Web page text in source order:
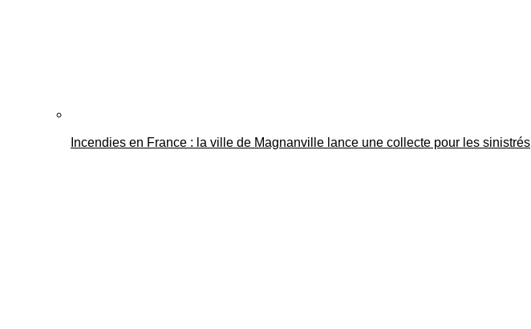
Incendies en France : la ville de Magnanville lance une collecte pour les sinistrés